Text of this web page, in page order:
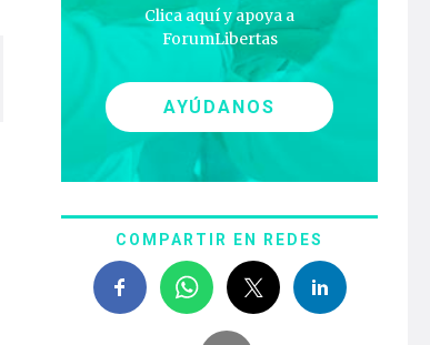
Clica aquí y apoya a
ForumLibertas
AYÚDANOS
COMPARTIR EN REDES